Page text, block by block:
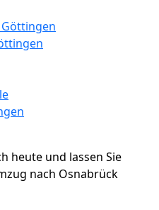
heute und lassen Sie
nach Osnabrück